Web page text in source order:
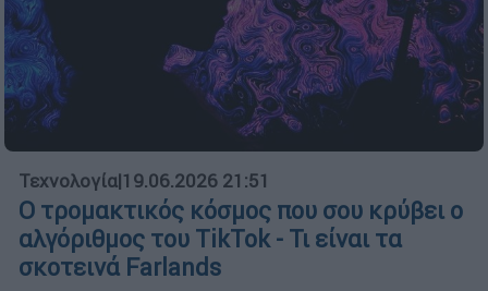
Τεχνολογία|19.06.2026 21:51
Ο τρομακτικός κόσμος που σου κρύβει ο
αλγόριθμος του TikTok - Τι είναι τα
σκοτεινά Farlands